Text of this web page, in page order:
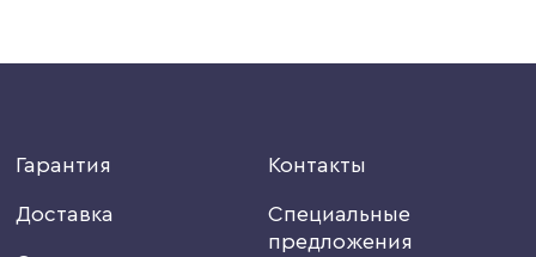
Гарантия
Доставка
Контакты
Специальные
предложения